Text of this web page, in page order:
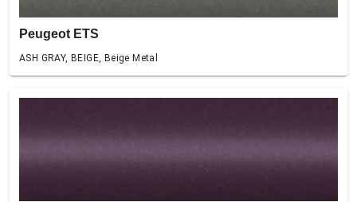
Peugeot ETS
ASH GRAY, BEIGE, Beige Metal